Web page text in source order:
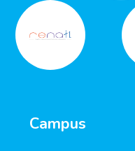
Campus